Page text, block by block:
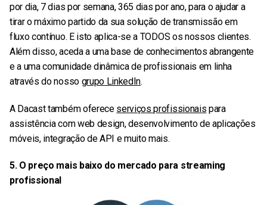
por dia, 7 dias por semana, 365 dias por ano, para o ajudar a
tirar o máximo partido da sua solução de transmissão em
fluxo contínuo. E isto aplica-se a TODOS os nossos clientes.
Além disso, aceda a uma base de conhecimentos abrangente
e a uma comunidade dinâmica de profissionais em linha
através do nosso grupo LinkedIn.
A Dacast também oferece serviços profissionais para
assistência com web design, desenvolvimento de aplicações
móveis, integração de API e muito mais.
5. O preço mais baixo do mercado para streaming
profissional